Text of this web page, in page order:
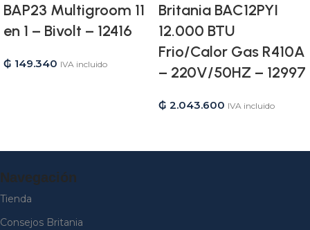
BAP23 Multigroom 11
en 1 – Bivolt – 12416
₲ 149.340 IVA incluido
Britania BAC12PYI
12.000 BTU
Frio/Calor Gas R410A
– 220V/50HZ – 12997
₲ 2.043.600 IVA incluido
Navegación
Tienda
Consejos Britania